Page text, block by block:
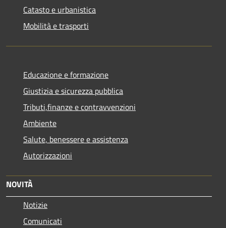
Catasto e urbanistica
Mobilità e trasporti
Educazione e formazione
Giustizia e sicurezza pubblica
Tributi,finanze e contravvenzioni
Ambiente
Salute, benessere e assistenza
Autorizzazioni
NOVITÀ
Notizie
Comunicati